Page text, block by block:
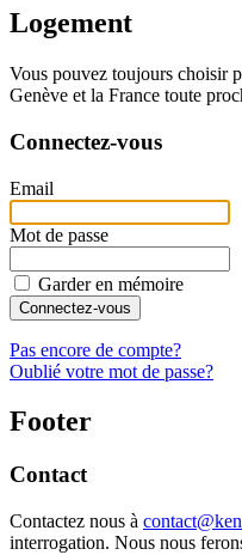
Logement
Vous pouvez toujours choisir
Genève et la France toute
Connectez-vous
Email
Mot de passe
Garder en mémoire
Pas encore de compte?
Oublié votre mot de passe?
Footer
Contact
Contactez nous à
interrogation. Nous nous